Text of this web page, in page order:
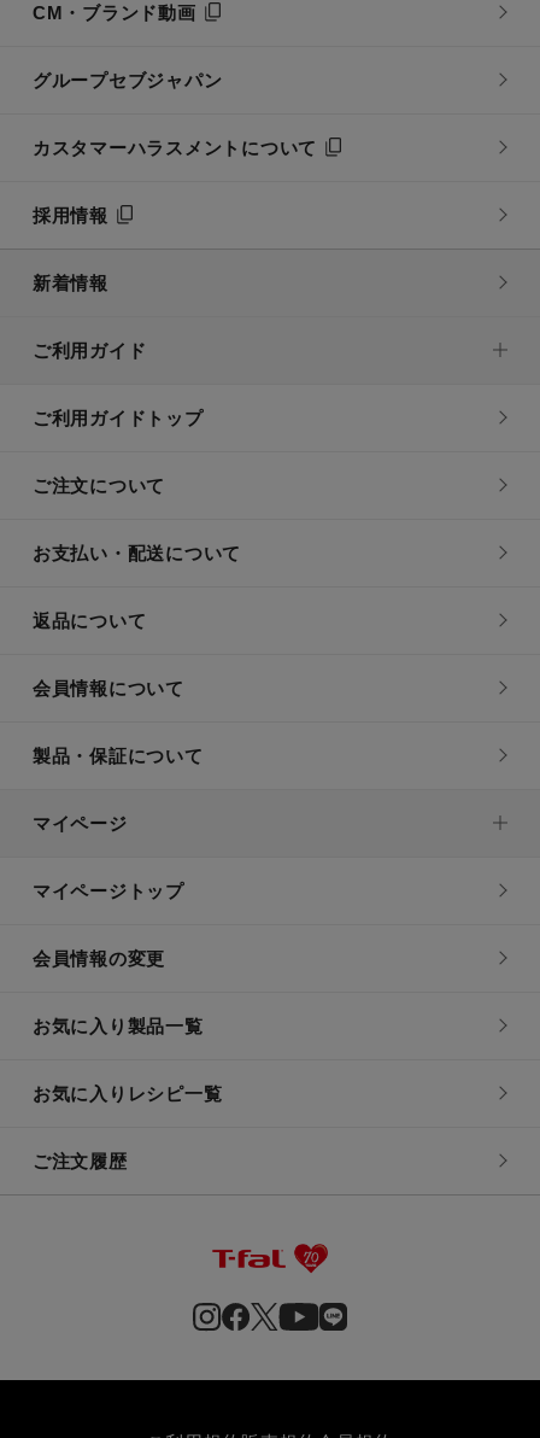
CM・ブランド動画
グループセブジャパン
カスタマーハラスメントについて
採用情報
新着情報
ご利用ガイド
ご利用ガイドトップ
ご注文について
お支払い・配送について
返品について
会員情報について
製品・保証について
マイページ
マイページトップ
会員情報の変更
お気に入り製品一覧
お気に入りレシピ一覧
ご注文履歴